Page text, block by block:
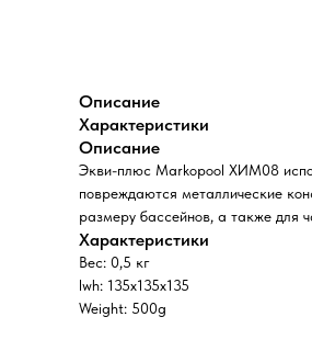
Описание
Характеристики
Описание
Экви-плюс Markopool ХИМ08
повреждаются металлические
размеру бассейнов, а также для
Характеристики
Вес: 0,5 кг
lwh: 135x135x135
Weight: 500g